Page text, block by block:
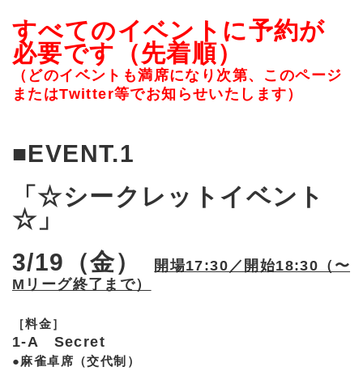
すべてのイベントに予約が
必要です（先着順）
（どのイベントも満席になり次第、このページ
またはTwitter等でお知らせいたします）
■EVENT.1
「☆シークレットイベント
☆」
3/19（金）
開場17:30／開始18:30（〜
Mリーグ終了まで）
［料金］
1-A Secret
●麻雀卓席（交代制）